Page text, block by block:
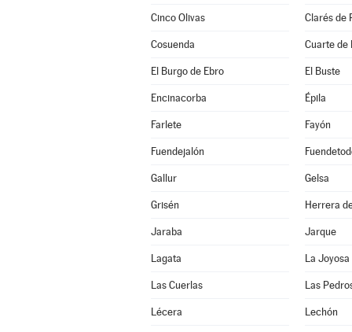
Cinco Olivas Clarés de
Cosuenda Cuarte de
El Burgo de Ebro El Buste
Encinacorba Épila
Farlete Fayón
Fuendejalón
Gallur Gelsa
Grisén Herrera
Jaraba Jarque
Lagata La Joyosa
Las Cuerlas Las
Lécera Lechón